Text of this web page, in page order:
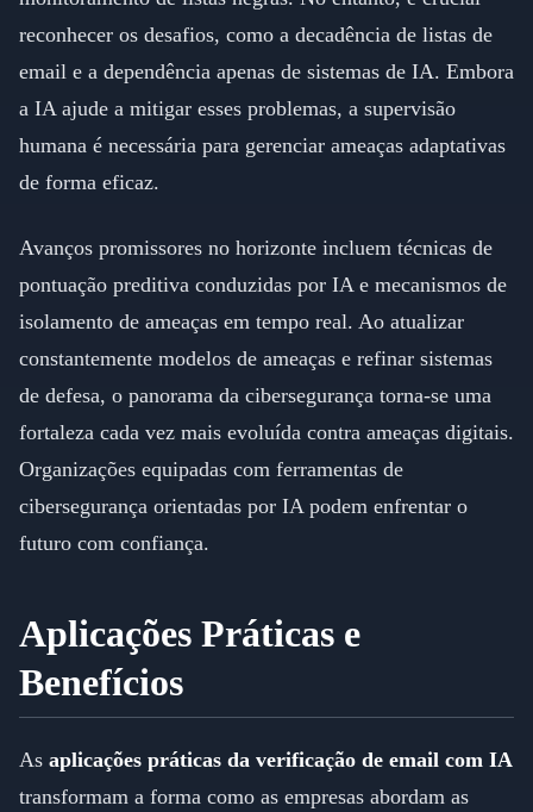
reconhecer os desafios, como a decadência de listas de
email e a dependência apenas de sistemas de IA. Embora
a IA ajude a mitigar esses problemas, a supervisão
humana é necessária para gerenciar ameaças adaptativas
de forma eficaz.
Avanços promissores no horizonte incluem técnicas de
pontuação preditiva conduzidas por IA e mecanismos de
isolamento de ameaças em tempo real. Ao atualizar
constantemente modelos de ameaças e refinar sistemas
de defesa, o panorama da cibersegurança torna-se uma
fortaleza cada vez mais evoluída contra ameaças digitais.
Organizações equipadas com ferramentas de
cibersegurança orientadas por IA podem enfrentar o
futuro com confiança.
Aplicações Práticas e
Benefícios
As aplicações práticas da verificação de email com IA
transformam a forma como as empresas abordam as